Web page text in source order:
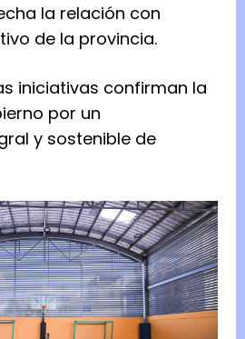
la relación con
de la provincia.
iniciativas confirman la
por un
y sostenible de